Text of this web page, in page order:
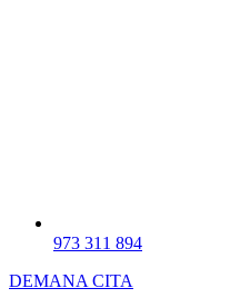
973 311 894
DEMANA CITA